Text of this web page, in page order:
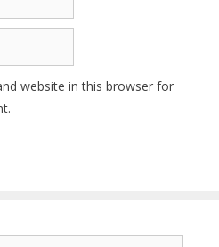
website in this browser for